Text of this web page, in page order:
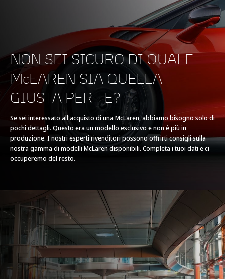
MOTORE
Cilindrata 3,799cc
Tipo V8, 3.8L
Tecnologia
Turbocompressori
gemellati, Carter
FRENATA
NON SEI SICURO DI QUALE
McLAREN SIA QUELLA
GIUSTA PER TE?
Se sei interessato all'acquisto di una McLaren, abbiamo bisogno solo di
pochi dettagli. Questo era un modello esclusivo e non è più in
produzione. I nostri esperti rivenditori possono offrirti consigli sulla
nostra gamma di modelli McLaren disponibili. Completa i tuoi dati e ci
occuperemo del resto.